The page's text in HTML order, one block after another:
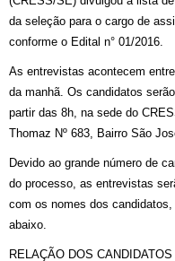
da seleção para o cargo de
conforme o Edital n° 01/2016.
As entrevistas acontecem
da manhã. Os candidatos
partir das 8h, na sede do
Thomaz Nº 683, Bairro São
Devido ao grande número de
do processo, as entrevistas
com os nomes dos
abaixo.
RELAÇÃO DOS